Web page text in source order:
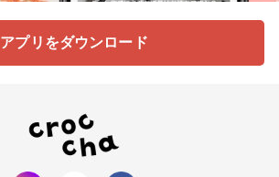
アプリをダウンロード